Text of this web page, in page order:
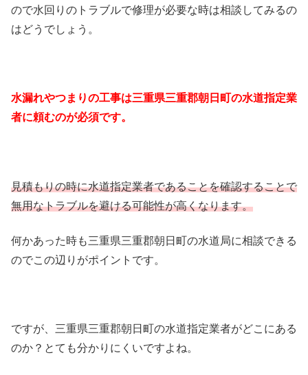
ので水回りのトラブルで修理が必要な時は相談してみるの
はどうでしょう。
水漏れやつまりの工事は三重県三重郡朝日町の水道指定業
者に頼むのが必須です。
見積もりの時に水道指定業者であることを確認することで
無用なトラブルを避ける可能性が高くなります。
何かあった時も三重県三重郡朝日町の水道局に相談できる
のでこの辺りがポイントです。
ですが、三重県三重郡朝日町の水道指定業者がどこにある
のか？とても分かりにくいですよね。